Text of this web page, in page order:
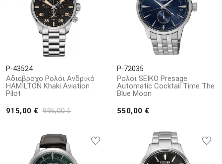
P-43524
Αδιάβροχο Ρολόι Ανδρικό
HAMILTON Khaki Aviation
Pilot
915,00 € 995,00 €
P-72035
Ρολόι SEIKO Presage
Automatic Cocktail Time The
Blue Moon
550,00 €